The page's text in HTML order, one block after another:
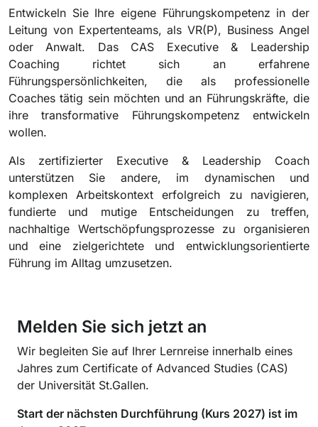
Entwickeln Sie Ihre eigene Führungskompetenz in der
Leitung von Expertenteams, als VR(P), Business Angel
oder Anwalt. Das CAS Executive & Leadership
Coaching richtet sich an erfahrene
Führungspersönlichkeiten, die als professionelle
Coaches tätig sein möchten und an Führungskräfte, die
ihre transformative Führungskompetenz entwickeln
wollen.
Als zertifizierter Executive & Leadership Coach
unterstützen Sie andere, im dynamischen und
komplexen Arbeitskontext erfolgreich zu navigieren,
fundierte und mutige Entscheidungen zu treffen,
nachhaltige Wertschöpfungsprozesse zu organisieren
und eine zielgerichtete und entwicklungsorientierte
Führung im Alltag umzusetzen.
Melden Sie sich jetzt an
Wir begleiten Sie auf Ihrer Lernreise innerhalb eines
Jahres zum Certificate of Advanced Studies (CAS)
der Universität St.Gallen.
Start der nächsten Durchführung (Kurs 2027) ist im